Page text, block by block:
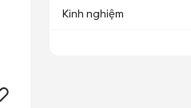
Kinh nghiệm